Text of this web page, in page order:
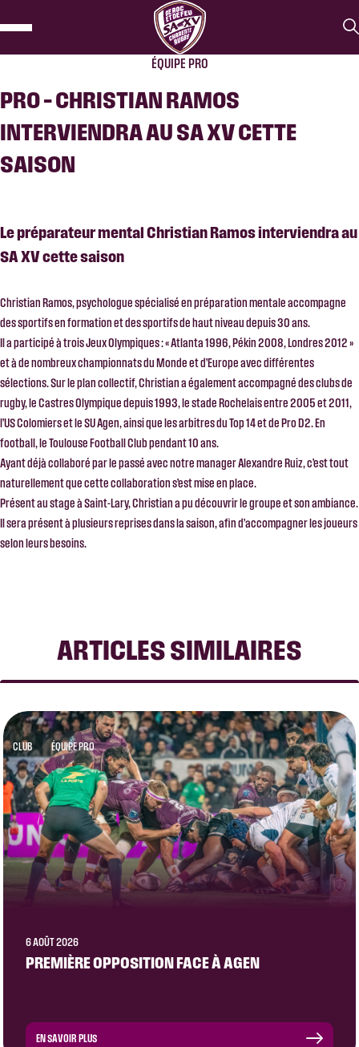
ÉQUIPE PRO
PRO – CHRISTIAN RAMOS
INTERVIENDRA AU SA XV CETTE
SAISON
Le préparateur mental Christian Ramos interviendra au
SA XV cette saison
Christian Ramos, psychologue spécialisé en préparation mentale accompagne
des sportifs en formation et des sportifs de haut niveau depuis 30 ans.
Il a participé à trois Jeux Olympiques : « Atlanta 1996, Pékin 2008, Londres 2012 »
et à de nombreux championnats du Monde et d’Europe avec différentes
sélections. Sur le plan collectif, Christian a également accompagné des clubs de
rugby, le Castres Olympique depuis 1993, le stade Rochelais entre 2005 et 2011,
l’US Colomiers et le SU Agen, ainsi que les arbitres du Top 14 et de Pro D2. En
football, le Toulouse Football Club pendant 10 ans.
Ayant déjà collaboré par le passé avec notre manager Alexandre Ruiz, c’est tout
naturellement que cette collaboration s’est mise en place.
Présent au stage à Saint-Lary, Christian a pu découvrir le groupe et son ambiance.
Il sera présent à plusieurs reprises dans la saison, afin d’accompagner les joueurs
selon leurs besoins.
ARTICLES SIMILAIRES
CLUB ÉQUIPE PRO
6 AOÛT 2026
PREMIÈRE OPPOSITION FACE À AGEN
EN SAVOIR PLUS